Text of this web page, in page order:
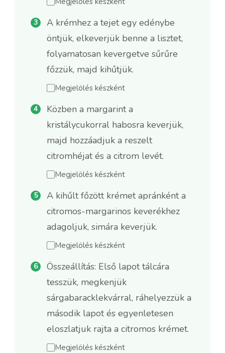
A krémhez a tejet egy edénybe
öntjük, elkeverjük benne a lisztet,
folyamatosan kevergetve sűrűre
főzzük, majd kihűtjük.
Megjelölés készként
Közben a margarint a
kristálycukorral habosra keverjük,
majd hozzáadjuk a reszelt
citromhéjat és a citrom levét.
Megjelölés készként
A kihűlt főzött krémet apránként a
citromos-margarinos keverékhez
adagoljuk, simára keverjük.
Megjelölés készként
Összeállítás: Első lapot tálcára
tesszük, megkenjük
sárgabaracklekvárral, ráhelyezzük a
második lapot és egyenletesen
eloszlatjuk rajta a citromos krémet.
Megjelölés készként